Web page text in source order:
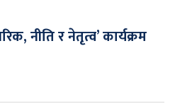
नीति र नेतृत्व’ कार्यक्रम